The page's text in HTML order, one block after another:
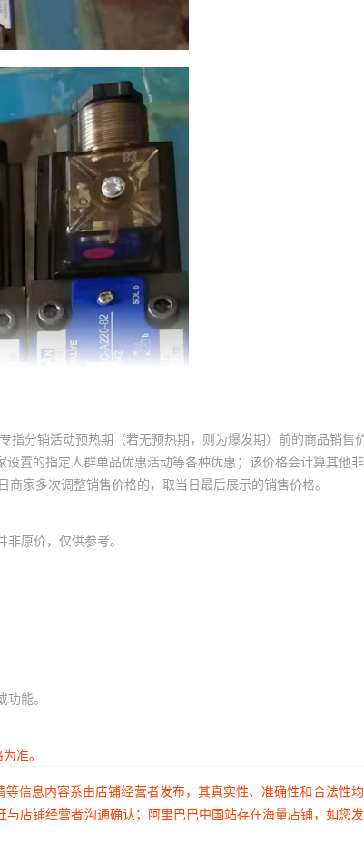
指分销活动预热期（若无预热期，则为爆发期）前的商品销售
置的指定人群单品优惠活动等各种优惠；该价格会计算其他
家多次调整销售价格的，取当日最后展示的销售价格。
原价，仅供参考。
能。
准。
信息内容系由店铺经营者发布，其真实性、准确性和合法性
店铺经营者沟通确认；阿里巴巴中国站存在海量店铺，如您